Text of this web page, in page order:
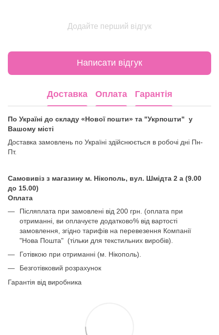
Додайте перший відгук
Написати відгук
Доставка Оплата Гарантія
По Україні до складу «Нової пошти» та "Укрпошти" у
Вашому місті
Доставка замовлень по Україні здійснюється в робочі дні Пн-
Пт.
Самовивіз з магазину м. Нікополь, вул. Шмідта 2 а (9.00
до 15.00)
Оплата
Післяплата при замовлені від 200 грн. (оплата при
отриманні, ви оплачуєте додатково% від вартості
замовлення, згідно тарифів на перевезення Компанії
"Нова Пошта" (тільки для текстильних виробів).
Готівкою при отриманні (м. Нікополь).
Безготівковий розрахунок
Гарантія від виробника